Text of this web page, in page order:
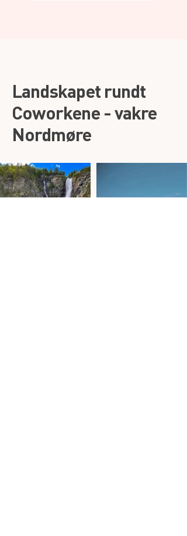
Landskapet rundt
Coworkene - vakre
Nordmøre